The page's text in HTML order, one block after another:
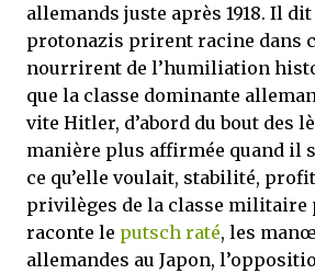
allemands juste après 1918. Il
protonazis prirent racine dans
nourrirent de l’humiliation
que la classe dominante
vite Hitler, d’abord du bout des
manière plus affirmée quand il
ce qu’elle voulait, stabilité,
privilèges de la classe militaire
raconte le putsch raté, les
allemandes au Japon,